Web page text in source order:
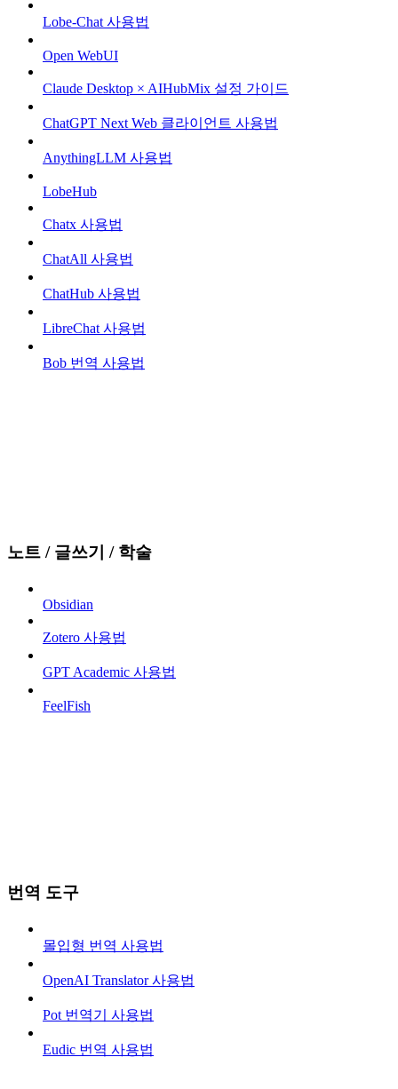
Lobe-Chat 사용법
Open WebUI
Claude Desktop × AIHubMix 설정 가이드
ChatGPT Next Web 클라이언트 사용법
AnythingLLM 사용법
LobeHub
Chatx 사용법
ChatAll 사용법
ChatHub 사용법
LibreChat 사용법
Bob 번역 사용법
노트 / 글쓰기 / 학술
Obsidian
Zotero 사용법
GPT Academic 사용법
FeelFish
번역 도구
몰입형 번역 사용법
OpenAI Translator 사용법
Pot 번역기 사용법
Eudic 번역 사용법